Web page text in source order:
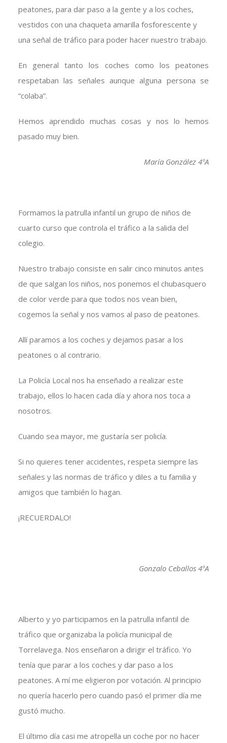
peatones, para dar paso a la gente y a los coches,
vestidos con una chaqueta amarilla fosforescente y
una señal de tráfico para poder hacer nuestro trabajo.
En general tanto los coches como los peatones
respetaban las señales aunque alguna persona se
“colaba”.
Hemos aprendido muchas cosas y nos lo hemos
pasado muy bien.
María González 4ºA
Formamos la patrulla infantil un grupo de niños de
cuarto curso que controla el tráfico a la salida del
colegio.
Nuestro trabajo consiste en salir cinco minutos antes
de que salgan los niños, nos ponemos el chubasquero
de color verde para que todos nos vean bien,
cogemos la señal y nos vamos al paso de peatones.
Allí paramos a los coches y dejamos pasar a los
peatones o al contrario.
La Policía Local nos ha enseñado a realizar este
trabajo, ellos lo hacen cada día y ahora nos toca a
nosotros.
Cuando sea mayor, me gustaría ser policía.
Si no quieres tener accidentes, respeta siempre las
señales y las normas de tráfico y diles a tu familia y
amigos que también lo hagan.
¡RECUERDALO!
Gonzalo Ceballos 4ºA
Alberto y yo participamos en la patrulla infantil de
tráfico que organizaba la policía municipal de
Torrelavega. Nos enseñaron a dirigir el tráfico. Yo
tenía que parar a los coches y dar paso a los
peatones. A mí me eligieron por votación. Al principio
no quería hacerlo pero cuando pasó el primer día me
gustó mucho.
El último día casi me atropella un coche por no hacer